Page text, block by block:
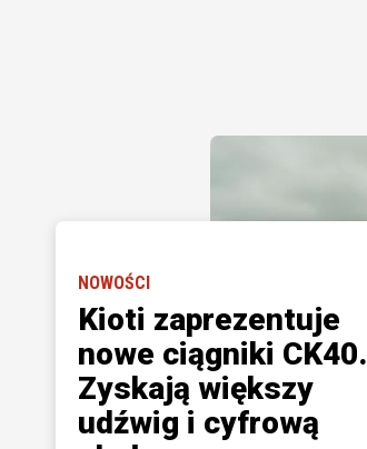
NOWOŚCI
Kioti zaprezentuje
nowe ciągniki CK40.
Zyskają większy
udźwig i cyfrową